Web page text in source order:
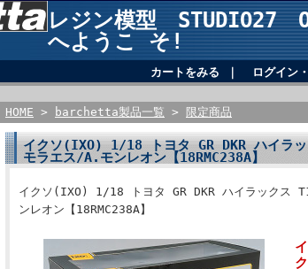
レジン模型 STUDIO27
へようこ そ!
カートをみる ログイン
HOME > barchetta製品一覧 > 限定商品
イクソ(IXO) 1/18 トヨタ GR DKR ハイラ
モラエス/A.モンレオン【18RMC238A】
イクソ(IXO) 1/18 トヨタ GR DKR ハイラックス
ンレオン【18RMC238A】